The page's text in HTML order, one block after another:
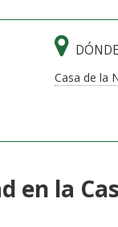
DÓNDE
Casa de la
en la